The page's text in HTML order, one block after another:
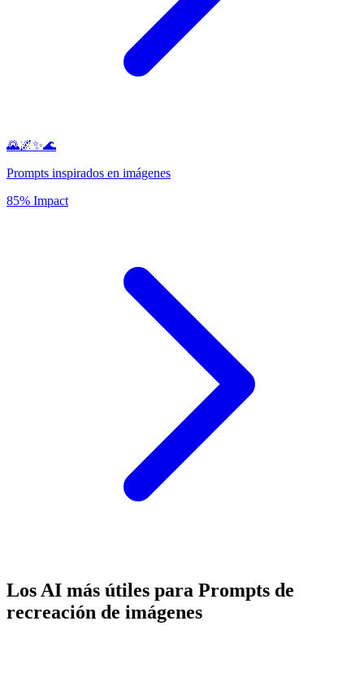
🌄🌌✨🌊
Prompts inspirados en imágenes
85% Impact
Los AI más útiles para Prompts de
recreación de imágenes